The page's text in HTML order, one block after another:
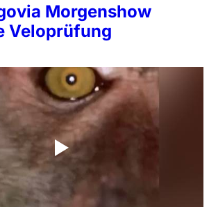
Morgenshow
Veloprüfung